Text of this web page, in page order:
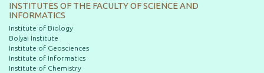
INSTITUTES OF THE FACULTY OF SCIENCE AND
INFORMATICS
Institute of Biology
Bolyai Institute
Institute of Geosciences
Institute of Informatics
Institute of Chemistry